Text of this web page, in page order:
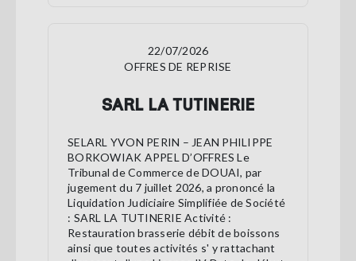
22/07/2026
OFFRES DE REPRISE
SARL LA TUTINERIE
SELARL YVON PERIN – JEAN PHILIPPE
BORKOWIAK APPEL D’OFFRES Le
Tribunal de Commerce de DOUAI, par
jugement du 7 juillet 2026, a prononcé la
Liquidation Judiciaire Simplifiée de Société
: SARL LA TUTINERIE Activité :
Restauration brasserie débit de boissons
ainsi que toutes activités s' y rattachant